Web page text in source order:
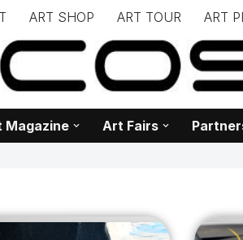
ART SHOP ART TOUR ART
– – – – – – – – – – www.biancoscuro.it –
– Editoria – Spazi
Magazine Art Fairs